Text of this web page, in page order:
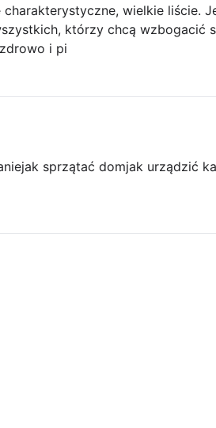
wielkie liście.
którzy chcą wzbogacić
i pi
jak sprzątać domjak urządzić